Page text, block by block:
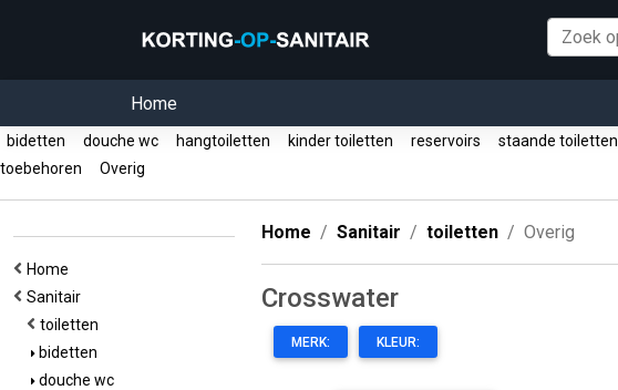
Home
bidetten douche wc hangtoiletten kinder toiletten reservoirs staande toiletten
toebehoren
Overig
Home
Sanitair
toiletten
bidetten
douche wc
Home Sanitair toiletten Overig
Crosswater
MERK: KLEUR: